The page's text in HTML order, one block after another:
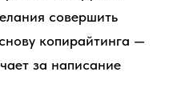
совершить
копирайтинга —
за написание